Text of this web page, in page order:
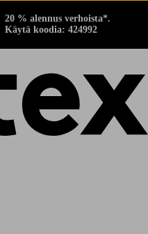
20 % alennus verhoista*.
Käytä koodia: 424992